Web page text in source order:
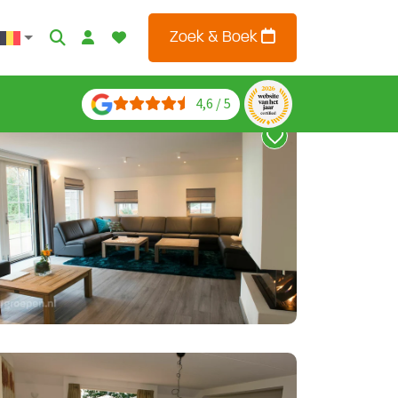
Zoek & Boek
4,6 / 5